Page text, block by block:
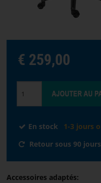
Choisir
LOGICIELS
DISTRIBUTEURS
CONDITIONS
€ 259,00
En stock
1-3 jours
Retour sous 90 jours
Accessoires adaptés: